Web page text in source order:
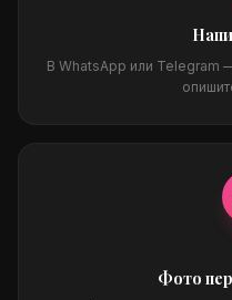
В WhatsApp или Telegram
Фото